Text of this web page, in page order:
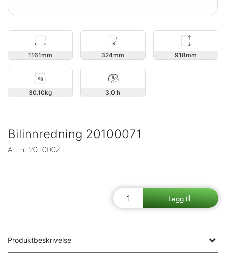
1161 324 918
30.10 3,0 h
Bilinnredning 20100071
Art. nr. 20100071
Produktbeskrivelse